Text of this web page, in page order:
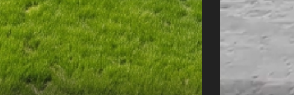
Kontakty